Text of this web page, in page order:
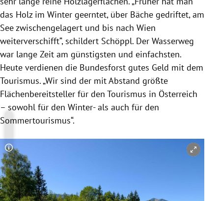
das Holz im Winter geerntet, über Bäche gedriftet, am
See zwischengelagert und bis nach Wien
weiterverschifft“, schildert Schöppl. Der Wasserweg
war lange Zeit am günstigsten und einfachsten.
Heute verdienen die Bundesforst gutes Geld mit dem
Tourismus. „Wir sind der mit Abstand größte
Flächenbereitsteller für den Tourismus in Österreich
– sowohl für den Winter- als auch für den
Sommertourismus“.
Copyright-Hinweis öffnen/schließen